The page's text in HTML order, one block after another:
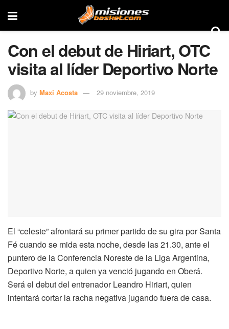
Con el debut de Hiriart, OTC
visita al líder Deportivo Norte
by Maxi Acosta 29 noviembre, 2019
El “celeste” afrontará su primer partido de su gira por Santa
Fé cuando se mida esta noche, desde las 21.30, ante el
puntero de la Conferencia Noreste de la Liga Argentina,
Deportivo Norte, a quien ya venció jugando en Oberá.
Será el debut del entrenador Leandro Hiriart, quien
intentará cortar la racha negativa jugando fuera de casa.